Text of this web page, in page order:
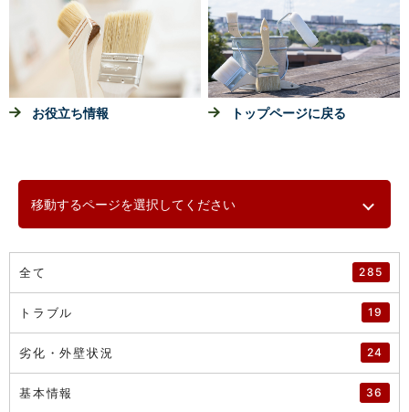
お役立ち情報 トップページに戻る
移動するページを選択してください
全て 285
トラブル 19
劣化・外壁状況 24
基本情報 36